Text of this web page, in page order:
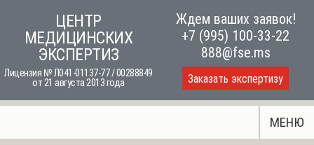
content
ЦЕНТР
МЕДИЦИНСКИХ
ЭКСПЕРТИЗ
Лицензия № Л041-01137-77 / 00288849
от 21 августа 2013 года
Ждем ваших заявок!
+7 (995) 100-33-22
888@fse.ms
Заказать экспертизу
МЕНЮ